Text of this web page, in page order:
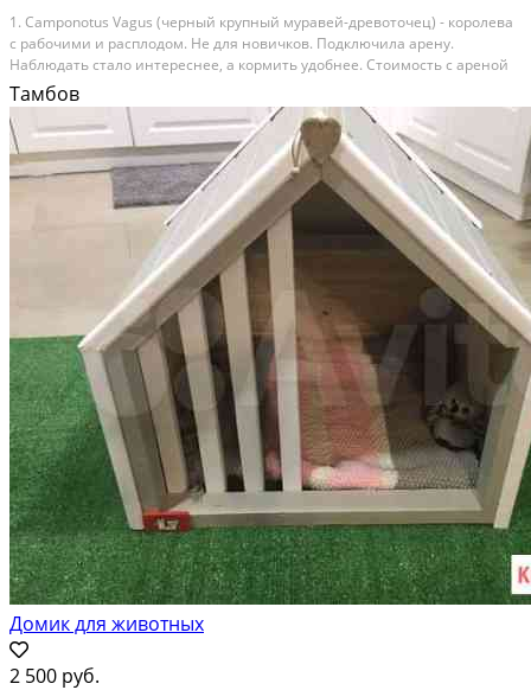
1. Camponotus Vagus (черный крупный муравей-древоточец) - королева
с рабочими и расплодом. Не для новичков. Подключила арену.
Наблюдать стало интереснее, а кормить удобнее. Стоимость с ареной
1500. (нет в наличии!) 2. Lasius niger (садовый муравей). Матка с
расплодом. 300 рублей.
Тамбов
Домик для животных
2 500 руб.